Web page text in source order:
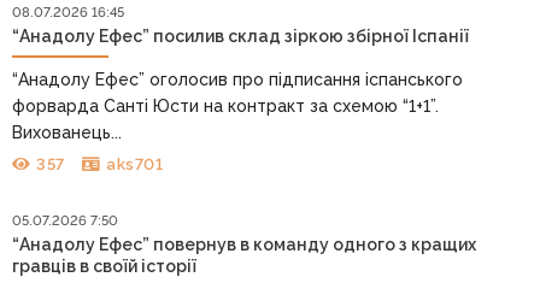
08.07.2026 16:45
“Анадолу Ефес” посилив склад зіркою збірної Іспанії
“Анадолу Ефес” оголосив про підписання іспанського
форварда Санті Юсти на контракт за схемою “1+1”.
Вихованець...
357 aks701
05.07.2026 7:50
“Анадолу Ефес” повернув в команду одного з кращих
гравців в своїй історії